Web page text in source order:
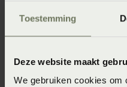
Toestemming
Deze website maakt
We gebruiken cookies om
je wel drie liter melk
een fabeltje, maar dat
kan het zeker wel veel
doen waar jij je goed bij